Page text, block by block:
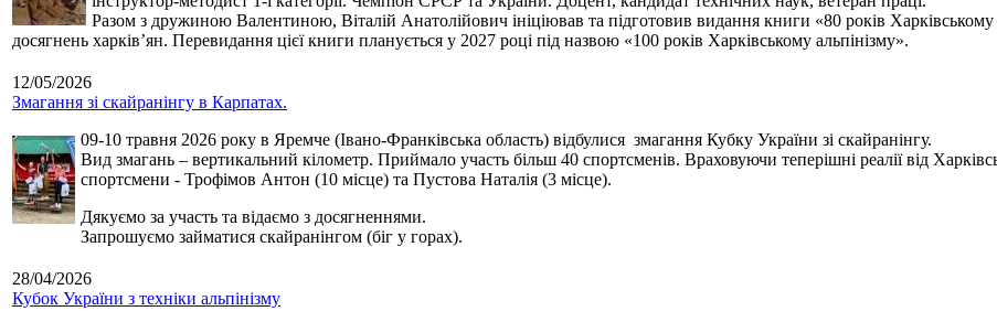
Разом з дружиною Валентиною, Віталій Анатолійович ініціював та підготовив видання книги «80 років Харківському
досягнень харків’ян. Перевидання цієї книги планується у 2027 році під назвою «100 років Харківському альпінізму».
12/05/2026
Змагання зі скайранінгу в Карпатах.
09-10 травня 2026 року в Яремче (Івано-Франківська область) відбулися змагання Кубку України зі скайранінгу.
Вид змагань – вертикальний кілометр. Приймало участь більш 40 спортсменів. Враховуючи теперішні реалії від
спортсмени - Трофімов Антон (10 місце) та Пустова Наталія (3 місце).
Дякуємо за участь та відаємо з досягненнями.
Запрошуємо займатися скайранінгом (біг у горах).
28/04/2026
Кубок України з техніки альпінізму